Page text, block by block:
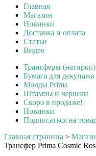
Главная
Магазин
Новинки
Доставка и оплата
Статьи
Видео
Трансферы
Бумага для декупажа
Молды Prima
Штампы и чернила
Скоро в продаже!
Новинки
Подписаться на
Главная страница >
Трансфер Prima Cosmic